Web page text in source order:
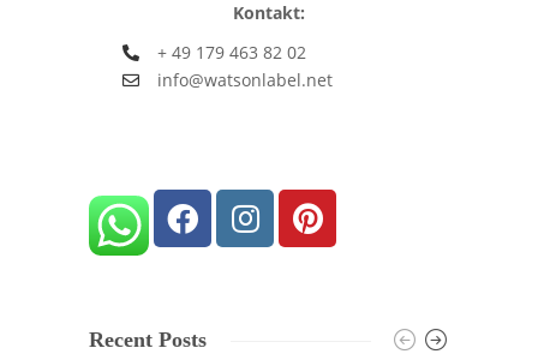
Kontakt:
+ 49 179 463 82 02
info@watsonlabel.net
Recent Posts